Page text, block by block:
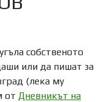
собственото
или да пишат за
(лека му
от Дневникът на